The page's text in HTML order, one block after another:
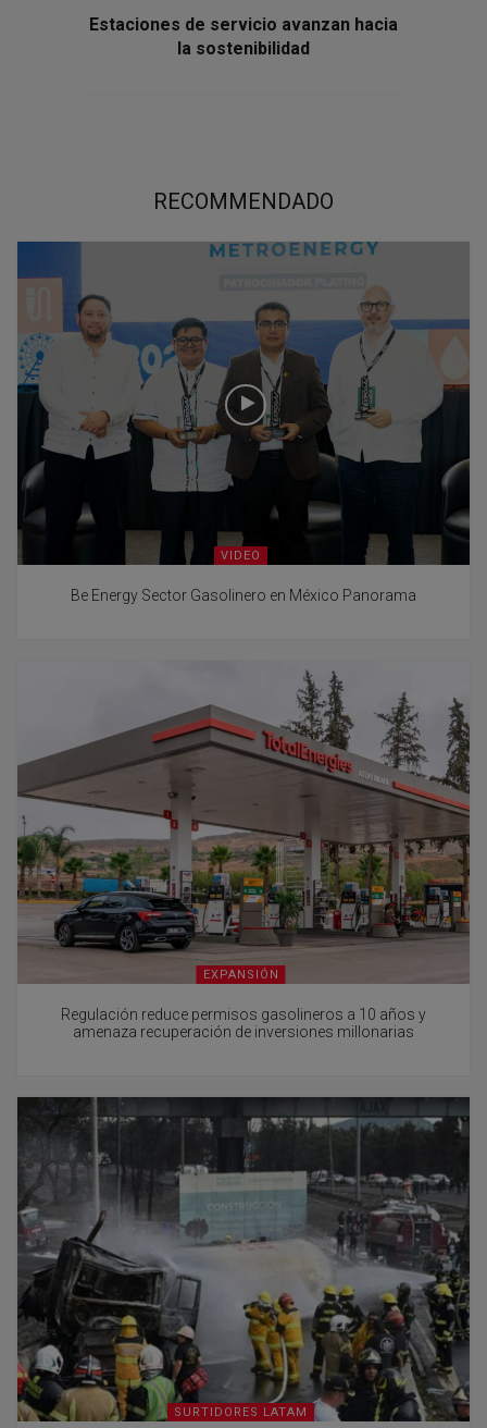
Estaciones de servicio avanzan hacia
la sostenibilidad
RECOMMENDADO
VIDEO
Be Energy Sector Gasolinero en México Panorama
EXPANSIÓN
Regulación reduce permisos gasolineros a 10 años y
amenaza recuperación de inversiones millonarias
SURTIDORES LATAM